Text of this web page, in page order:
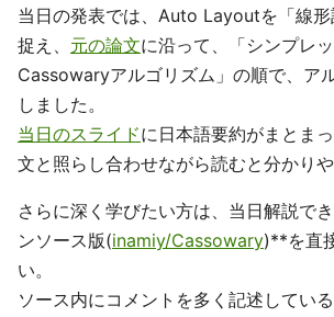
当日の発表では、Auto Layoutを「線形
捉え、 元の論文に沿って、「シンプレ
Cassowaryアルゴリズム」の順で、ア
しました。
当日のスライドに日本語要約がまとま
文と照らし合わせながら読むと分かりや
さらに深く学びたい方は、当日解説で
ンソース版(inamiy/Cassowary)**を直
い。
ソース内にコメントを多く記述してい